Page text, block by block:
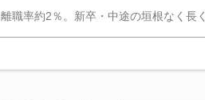
離職率約2％。新卒・中途の垣根なく長